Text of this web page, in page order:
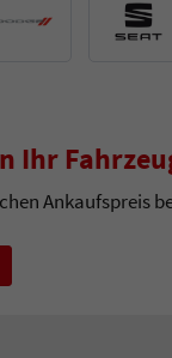
Seat
Ihr
Ankaufspreis